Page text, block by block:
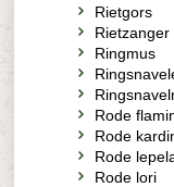
Rietgors
Rietzanger
Ringmus
Rode
Rode
Rode
Rode lori